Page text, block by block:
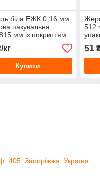
біла ЕЖК 0.16 мм
пакувальна
мм із покриттям
Купити
512
51
405, Запоріжжя, Україна